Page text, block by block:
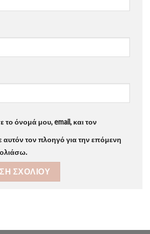
όνομά μου, email, και τον
αυτόν τον πλοηγό για την επόμενη